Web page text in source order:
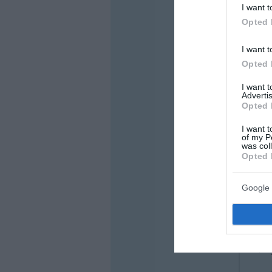
I want
Opted
I want
Opted
I want
Opted
I want
of my
was
Opted
Google
·
·
·
·
·
·
·
·
·
·